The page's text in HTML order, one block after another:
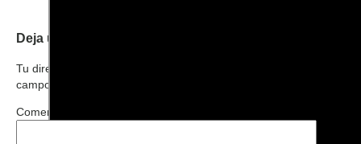
Deja una respuesta
Tu dirección de correo electrónico no será publicada.
campos obligatorios están marcados con
Comentario